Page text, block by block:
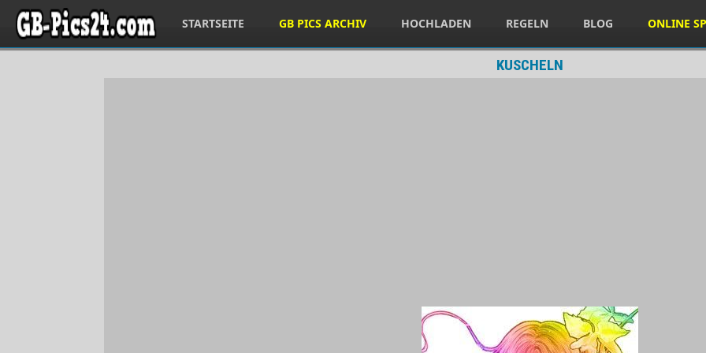
STARTSEITE GB PICS ARCHIV HOCHLADEN REGELN BLOG ONLINE
KUSCHELN